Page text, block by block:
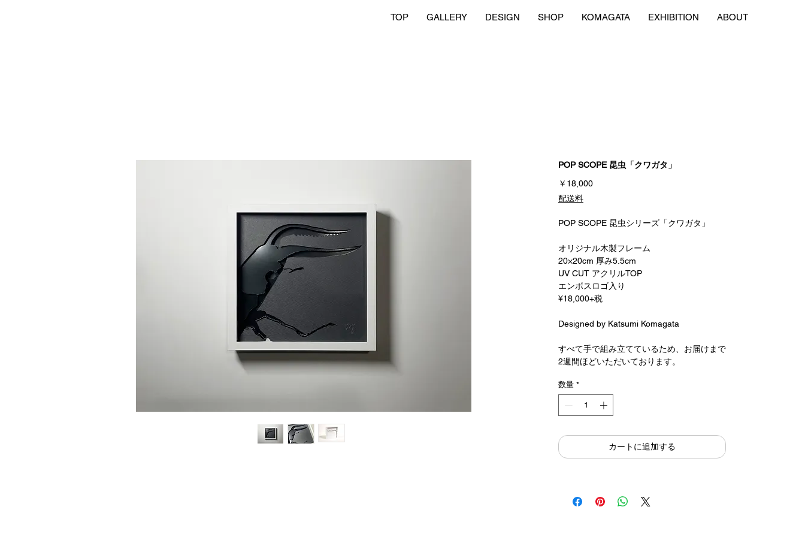
TOP GALLERY DESIGN SHOP KOMAGATA EXHIBITION ABOUT
POP SCOPE 昆虫「クワガタ」
￥18,000価
配送料
POP SCOPE 昆虫シリーズ「クワガタ」
オリジナル木製フレーム
20×20cm 厚み5.5cm
UV CUT アクリルTOP
エンボスロゴ入り
¥18,000+税
Designed by Katsumi Komagata
​すべて手で組み立てているため、お届けまで
2週間ほどいただいております。
数量 *
カートに追加する